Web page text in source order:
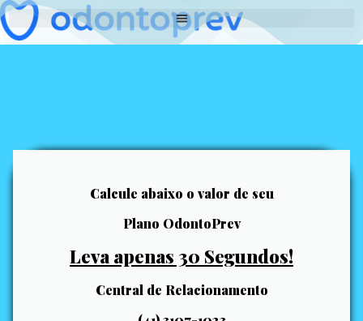
Calcule abaixo o valor de seu
Plano OdontoPrev
Leva apenas 30 Segundos!
Central de Relacionamento